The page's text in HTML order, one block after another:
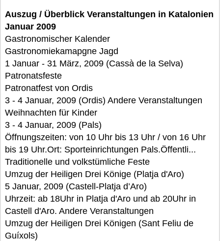
Auszug / Überblick Veranstaltungen in Katalonien
Januar 2009
Gastronomischer Kalender
Gastronomiekamapgne Jagd
1 Januar - 31 März, 2009 (Cassà de la Selva)
Patronatsfeste
Patronatfest von Ordis
3 - 4 Januar, 2009 (Ordis) Andere Veranstaltungen
Weihnachten für Kinder
3 - 4 Januar, 2009 (Pals)
Öffnungszeiten: von 10 Uhr bis 13 Uhr / von 16 Uhr
bis 19 Uhr.Ort: Sporteinrichtungen Pals.Öffentli...
Traditionelle und volkstümliche Feste
Umzug der Heiligen Drei Könige (Platja d'Aro)
5 Januar, 2009 (Castell-Platja d’Aro)
Uhrzeit: ab 18Uhr in Platja d'Aro und ab 20Uhr in
Castell d'Aro. Andere Veranstaltungen
Umzug der Heiligen Drei Königen (Sant Feliu de
Guíxols)